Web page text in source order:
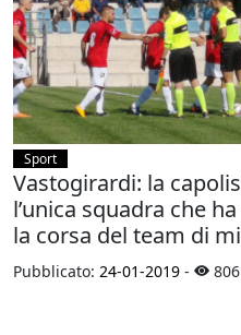
Sport
Vastogirardi: la
l’unica squadra che
la corsa del team di
Pubblicato: 24-01-2019 - 806